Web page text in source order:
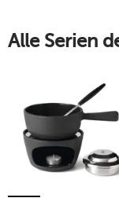
Alle Serien